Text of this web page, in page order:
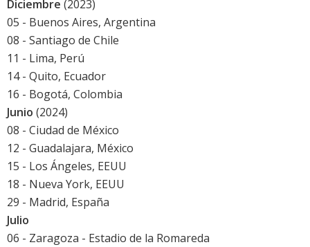
Diciembre (2023)
05 - Buenos Aires, Argentina
08 - Santiago de Chile
11 - Lima, Perú
14 - Quito, Ecuador
16 - Bogotá, Colombia
Junio (2024)
08 - Ciudad de México
12 - Guadalajara, México
15 - Los Ángeles, EEUU
18 - Nueva York, EEUU
29 - Madrid, España
Julio
06 - Zaragoza - Estadio de la Romareda